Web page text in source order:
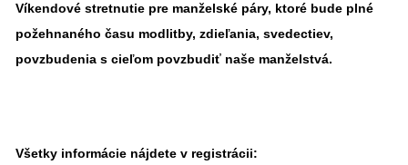
Víkendové stretnutie pre manželské páry, ktoré bude plné
požehnaného času modlitby, zdieľania, svedectiev,
povzbudenia s cieľom povzbudiť naše manželstvá.
Všetky informácie nájdete v registrácii: